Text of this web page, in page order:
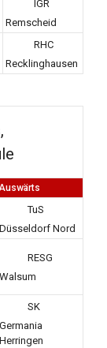
IGR
Remscheid
RHC
Recklinghausen
TuS
Düsseldorf Nord
RESG
Walsum
SK
Germania
Herringen